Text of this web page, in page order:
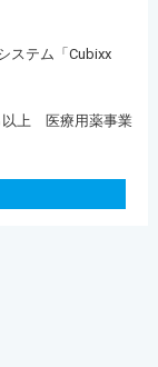
ステム「Cubixx
以上 医療用薬事業